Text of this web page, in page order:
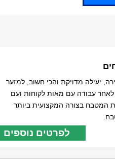
יעילה מדויקת והכי חשוב, למזער
עבודה עם מאות לקוחות ועם
המטבח בצורה המקצועית ביותר
לפרטים נוספים